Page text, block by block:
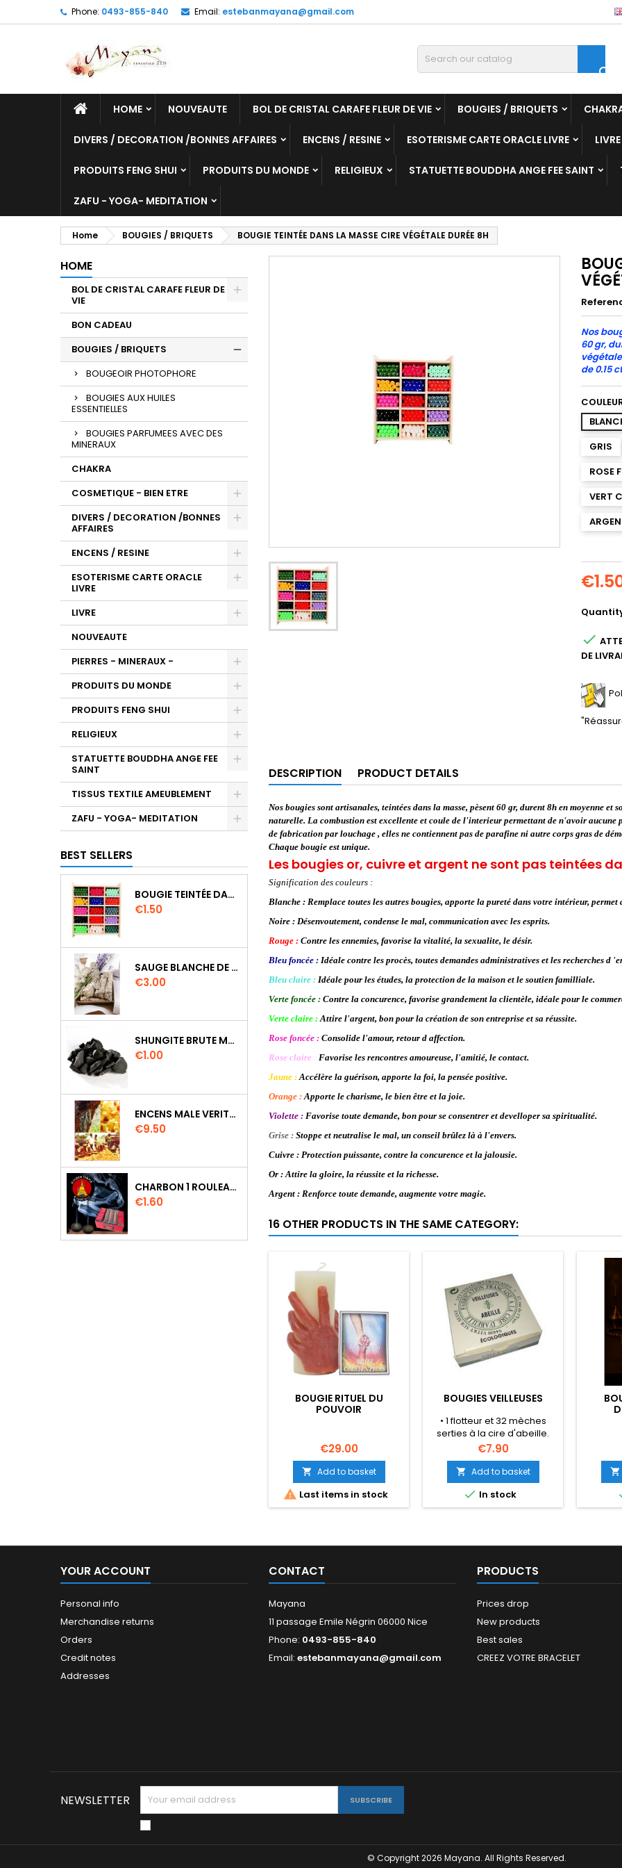
Phone: 0493-855-840 Email: estebanmayana@gmail.com

HOME NOUVEAUTE BOL DE CRISTAL CARAFE FLEUR DE VIE BOUGIES / BRIQUETS
DIVERS / DECORATION /BONNES AFFAIRES ENCENS / RESINE ESOTERISME CARTE ORACLE LIVRE LIVRE
PRODUITS FENG SHUI PRODUITS DU MONDE RELIGIEUX STATUETTE BOUDDHA ANGE FEE SAINT
ZAFU - YOGA- MEDITATION
Home BOUGIES / BRIQUETS BOUGIE TEINTÉE DANS LA MASSE CIRE VÉGÉTALE DURÉE 8H
HOME
BOL DE CRISTAL CARAFE FLEUR DE
VIE
BON CADEAU
BOUGIES / BRIQUETS
BOUGEOIR PHOTOPHORE
BOUGIES AUX HUILES
ESSENTIELLES
BOUGIES PARFUMEES AVEC DES
MINERAUX
CHAKRA
COSMETIQUE - BIEN ETRE
DIVERS / DECORATION /BONNES
AFFAIRES
ENCENS / RESINE
ESOTERISME CARTE ORACLE
LIVRE
LIVRE
NOUVEAUTE
PIERRES - MINERAUX -
PRODUITS DU MONDE
PRODUITS FENG SHUI
RELIGIEUX
STATUETTE BOUDDHA ANGE FEE
SAINT
TISSUS TEXTILE AMEUBLEMENT
ZAFU - YOGA- MEDITATION
BEST SELLERS
BOUGIE TEINTÉE DANS LA MASSE CIRE VÉGÉTALE DURÉE 8H
Price
€1.50
SAUGE BLANCHE DE CALIFORNIE QUALITE EXTRA PETIT FAGOT 8 A 10 CM
Price
€3.00
SHUNGITE BRUTE MORCEAU 2 A 3 CM
Price
€1.00
ENCENS MALE VERITABLE RARE 20 GR
Price
€9.50
CHARBON 1 ROULEAU DE 10 PASTILLES DIAMETRE 33MM
Price
€1.60
Nos
60 gr,
de 0.15
GRIS
ROSE
VERT

DE
DESCRIPTION PRODUCT DETAILS
Nos bougies sont artisanales, teintées dans la masse, pèsent 60 gr, durent 8h en moyenne et
naturelle. La combustion est excellente et coule de l'interieur permettant de n'avoir aucune
de fabrication par louchage , elles ne contiennent pas de parafine ni autre corps gras de
Chaque bougie est unique.
Les bougies or, cuivre et argent ne sont pas teintées
Signification des couleurs :
Blanche : Remplace toutes les autres bougies, apporte la pureté dans votre intérieur,
Noire : Désenvoutement, condense le mal, communication avec les esprits.
Rouge : Contre les ennemies, favorise la vitalité, la sexualite, le désir.
Bleu foncée : Idéale contre les procès, toutes demandes administratives et les recherches d
Bleu claire : Idéale pour les études, la protection de la maison et le soutien familliale.
Verte foncée : Contre la concurence, favorise grandement la clientèle, idéale pour le
Verte claire :Attire l'argent, bon pour la création de son entreprise et sa réussite.
Rose foncée : Consolide l'amour, retour d affection.
Rose claire : Favorise les rencontres amoureuse, l'amitié, le contact.
Jaune :Accélère la guérison, apporte la foi, la pensée positive.
Orange :Apporte le charisme, le bien être et la joie.
Violette : Favorise toute demande, bon pour se consentrer et develloper sa spiritualité.
Grise : Stoppe et neutralise le mal, un conseil brûlez là à l'envers.
Cuivre : Protection puissante, contre la concurence et la jalousie.
Or : Attire la gloire, la réussite et la richesse.
Argent : Renforce toute demande, augmente votre magie.
16 OTHER PRODUCTS IN THE SAME CATEGORY:
BOUGIE RITUEL DU
POUVOIR
Price
€29.00
 Add to basket
 Last items in stock
BOUGIES VEILLEUSES
• 1 flotteur et 32 mèches
serties à la cire d'abeille.
Modèle de boite variée
suivant arrivage.
Price
€7.90
 Add to basket
 In stock

YOUR ACCOUNT
Personal info
Merchandise returns
Orders
Credit notes
Addresses
CONTACT
Mayana
11 passage Emile Négrin 06000 Nice
Phone: 0493-855-840
Email: estebanmayana@gmail.com
PRODUCTS
Prices drop
New products
Best sales
CREEZ VOTRE BRACELET
NEWSLETTER
© Copyright 2026 Mayana. All Rights Reserved.